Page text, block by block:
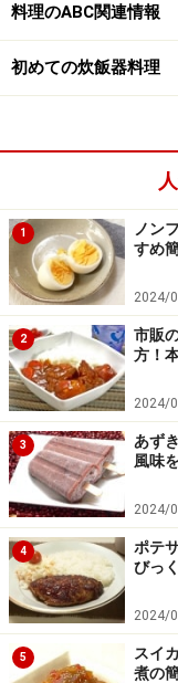
料理のABC関連情報
初めての炊飯器料理
1
ノン
すめ
2024/
2
市販
方！
2024/
3
あず
風味
2024/
4
ポテ
びっ
2024/
5
スイ
煮の